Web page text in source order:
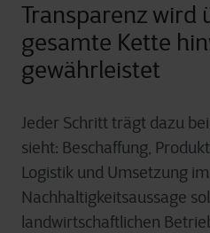
Transparenz wird
gesamte Kette
gewährleistet
Jeder Schritt trägt dazu
sieht: Beschaffung,
Logistik und Umsetzung
Nachhaltigkeitsaussage
landwirtschaftlichen